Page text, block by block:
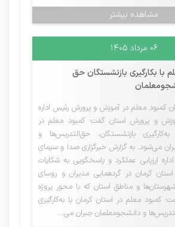
مشاهده بیشتر
۰۶ مرداد ۱۴۰۵
با بکارگیری بازنشستگان حق
کمبود معلم در آموزش و پرورش رئیس اداره
و پرورش استان گفت: کمبود معلم در
بازنشستگان، حق‌التدریس‌ها و
می‌شود. به گزارش خبرگزاری صدا و سیمای
ارزیابی عملکرد و پاسخگویی به شکایات
کرمان در گردهمایی مدیران و روسای
و مناطق استان که با محور پروژه
کمبود معلم در استان کرمان با به‌کارگیری
و دانشجومعلمان جبران می...